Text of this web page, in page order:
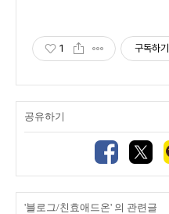
1 구독하기
공유하기
'블로그/친효애드온' 의 관련글